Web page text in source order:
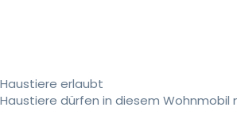
Haustiere erlaubt
Haustiere dürfen in diesem Wohnmobil